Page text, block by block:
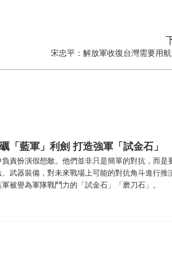
宋忠平：解放軍收復台灣需要用航
「藍軍」利劍 打造強軍「試金石」
責扮演假想敵。他們並非只是簡單的對抗，而是
武器裝備，對未來戰場上可能的對抗角斗進行推
被譽為軍隊戰鬥力的「試金石」「磨刀石」。